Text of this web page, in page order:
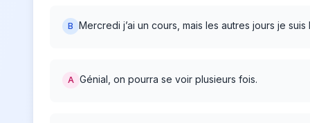
B Mercredi j’ai un cours, mais les autres jours je suis
A Génial, on pourra se voir plusieurs fois.